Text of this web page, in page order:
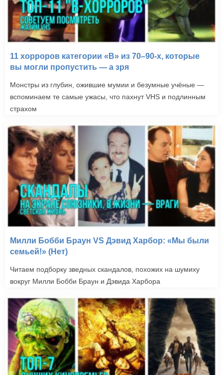
11 хорроров категории «B» из 70–90-х, которые
вы могли пропустить — а зря
Монстры из глубин, ожившие мумии и безумные учёные —
вспоминаем те самые ужасы, что пахнут VHS и подлинным
страхом
Милли Бобби Браун VS Дэвид Харбор: «Мы были
семьей!» (Нет)
Читаем подборку зведных скандалов, похожих на шумиху
вокруг Милли Бобби Браун и Дэвида Харбора